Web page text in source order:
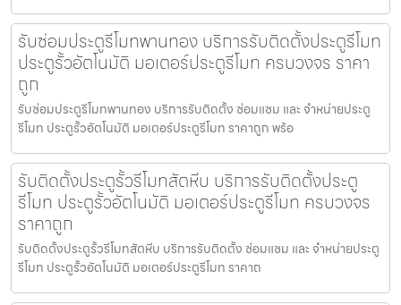
รับซ่อมประตูรีโมทพานทอง บริการรับติดตั้งประตูรีโมท
ประตูรั้วอัตโนมัติ มอเตอร์ประตูรีโมท ครบวงจร ราคา
ถูก
รับซ่อมประตูรีโมทพานทอง บริการรับติดตั้ง ซ่อมแซม และ จำหน่ายประตู
รีโมท ประตูรั้วอัตโนมัติ มอเตอร์ประตูรีโมท ราคาถูก พร้อ
รับติดตั้งประตูรั้วรีโมทสัตหีบ บริการรับติดตั้งประตู
รีโมท ประตูรั้วอัตโนมัติ มอเตอร์ประตูรีโมท ครบวงจร
ราคาถูก
รับติดตั้งประตูรั้วรีโมทสัตหีบ บริการรับติดตั้ง ซ่อมแซม และ จำหน่ายประตู
รีโมท ประตูรั้วอัตโนมัติ มอเตอร์ประตูรีโมท ราคาถ